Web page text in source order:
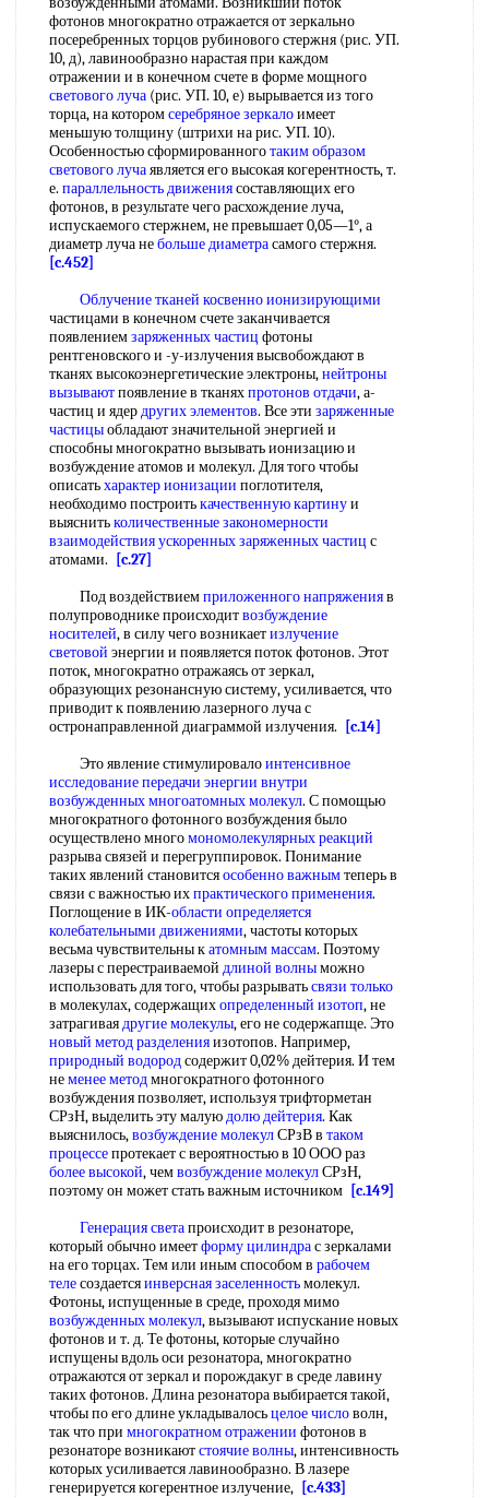
фотонов многократно отражается от зеркально
посеребренных торцов рубинового стержня (рис. УП.
10, д), лавинообразно нарастая при каждом
отражении и в конечном счете в форме мощного
светового луча (рис. УП. 10, е) вырывается из того
торца, на которомсеребряное зеркалоимеет
меньшую толщину (штрихи на рис. УП. 10).
Особенностью сформированноготаким образом
светового лучаявляется его высокая когерентность, т.
е. параллельность движениясоставляющих его
фотонов, в результате чего расхождение луча,
испускаемого стержнем, не превышает 0,05—1°, а
диаметр луча небольше диаметрасамого стержня.
[c.452]
Облучение тканей косвенно ионизирующими
частицами в конечном счете заканчивается
появлениемзаряженных частиц фотоны
рентгеновского и -у-излучения высвобождают в
тканях высокоэнергетические электроны,нейтроны
вызываютпоявление в тканяхпротонов отдачи, а-
частиц и ядердругих элементов. Все эти заряженные
частицыобладают значительной энергией и
способны многократно вызывать ионизацию и
возбуждение атомов и молекул. Для того чтобы
описатьхарактер ионизации поглотителя,
необходимо построитькачественную картинуи
выяснитьколичественные закономерности
взаимодействия ускоренныхзаряженных частиц с
атомами.
[c.27]
Под воздействиемприложенного напряженияв
полупроводнике происходитвозбуждение
носителей, в силу чего возникаетизлучение
световой энергии и появляется поток фотонов. Этот
поток, многократно отражаясь от зеркал,
образующих резонансную систему, усиливается, что
приводит к появлению лазерного луча с
остронаправленной диаграммой излучения.
[c.14]
Это явление стимулировалоинтенсивное
исследованиепередачи энергии внутри
возбужденныхмногоатомных молекул. С помощью
многократного фотонного возбуждения было
осуществлено многомономолекулярных реакций
разрыва связей и перегруппировок. Понимание
таких явлений становитсяособенно важнымтеперь в
связи с важностью ихпрактического применения.
Поглощение в ИК-области определяется
колебательными движениями, частоты которых
весьма чувствительны катомным массам. Поэтому
лазеры с перестраиваемой длиной волныможно
использовать для того, чтобы разрыватьсвязи только
в молекулах, содержащихопределенный изотоп, не
затрагиваядругие молекулы, его не содержапще. Это
новый метод разделенияизотопов. Например,
природный водородсодержит 0,02% дейтерия. И тем
неменее методмногократного фотонного
возбуждения позволяет, используя трифторметан
СРзН, выделить эту малуюдолю дейтерия. Как
выяснилось,возбуждение молекулСРзВ в таком
процессепротекает с вероятностью в 10 ООО раз
более высокой, чемвозбуждение молекулСРзН,
поэтому он может стать важным источником [c.149]
Генерация светапроисходит в резонаторе,
который обычно имеетформу цилиндрас зеркалами
на его торцах. Тем или иным способом в рабочем
телесоздаетсяинверсная заселенностьмолекул.
Фотоны, испущенные в среде, проходя мимо
возбужденных молекул, вызывают испускание новых
фотонов и т. д. Те фотоны, которые случайно
испущены вдоль оси резонатора, многократно
отражаются от зеркал и порождакуг в среде лавину
таких фотонов. Длина резонатора выбирается такой,
чтобы по его длине укладывалосьцелое числоволн,
так что при многократном отражении фотонов в
резонаторе возникаютстоячие волны, интенсивность
которых усиливается лавинообразно. В лазере
генерируется когерентное излучение, [c.433]